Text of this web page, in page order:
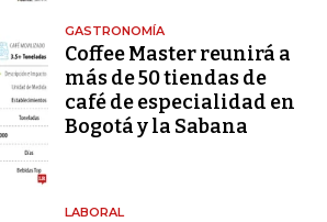
GASTRONOMÍA
Coffee Master reunirá a
más de 50 tiendas de
café de especialidad en
Bogotá y la Sabana
LABORAL